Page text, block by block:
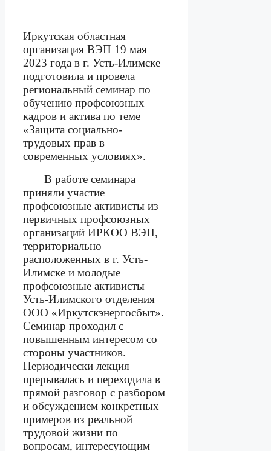
Иркутская областная
организация ВЭП 19 мая
2023 года в г. Усть-Илимске
подготовила и провела
региональный семинар по
обучению профсоюзных
кадров и актива по теме
«Защита социально-
трудовых прав в
современных условиях».
В работе семинара
приняли участие
профсоюзные активисты из
первичных профсоюзных
организаций ИРКОО ВЭП,
территориально
расположенных в г. Усть-
Илимске и молодые
профсоюзные активисты
Усть-Илимского отделения
ООО «Иркутскэнергосбыт».
Семинар проходил с
повышенным интересом со
стороны участников.
Периодически лекция
прерывалась и переходила в
прямой разговор с разбором
и обсуждением конкретных
примеров из реальной
трудовой жизни по
вопросам, интересующим